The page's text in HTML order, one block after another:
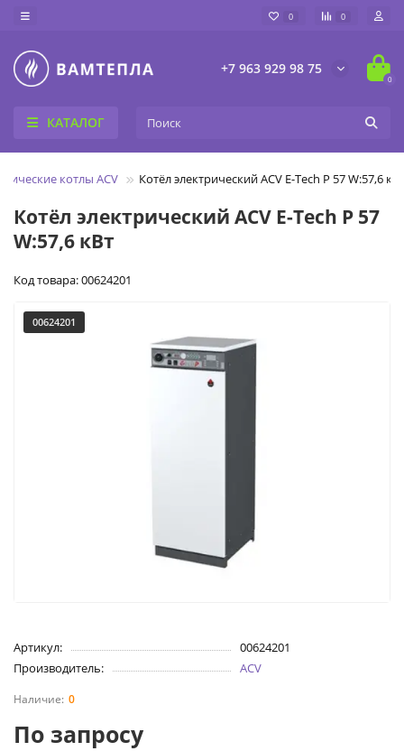
0 0
+7 963 929 98 75
0
КАТАЛОГ
котлы ACV Котёл электрический ACV E-Tech P 57 W:57,6 кВт
Котёл электрический ACV E-Tech P 57
W:57,6 кВт
Код товара: 00624201
00624201
Артикул:
00624201
Производитель:
ACV
0
По запросу